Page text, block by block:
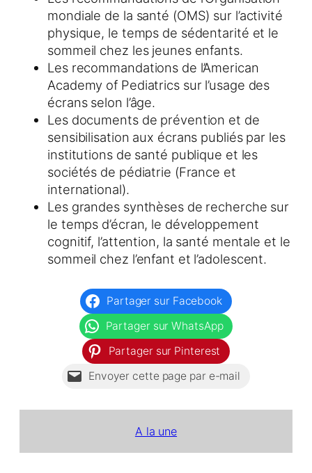
mondiale de la santé (OMS) sur l’activité
physique, le temps de sédentarité et le
sommeil chez les jeunes enfants.
Les recommandations de l’American
Academy of Pediatrics sur l’usage des
écrans selon l’âge.
Les documents de prévention et de
sensibilisation aux écrans publiés par les
institutions de santé publique et les
sociétés de pédiatrie (France et
international).
Les grandes synthèses de recherche sur
le temps d’écran, le développement
cognitif, l’attention, la santé mentale et le
sommeil chez l’enfant et l’adolescent.
Partager sur Facebook
Partager sur WhatsApp
Partager sur Pinterest
Envoyer cette page par e-mail
A la une